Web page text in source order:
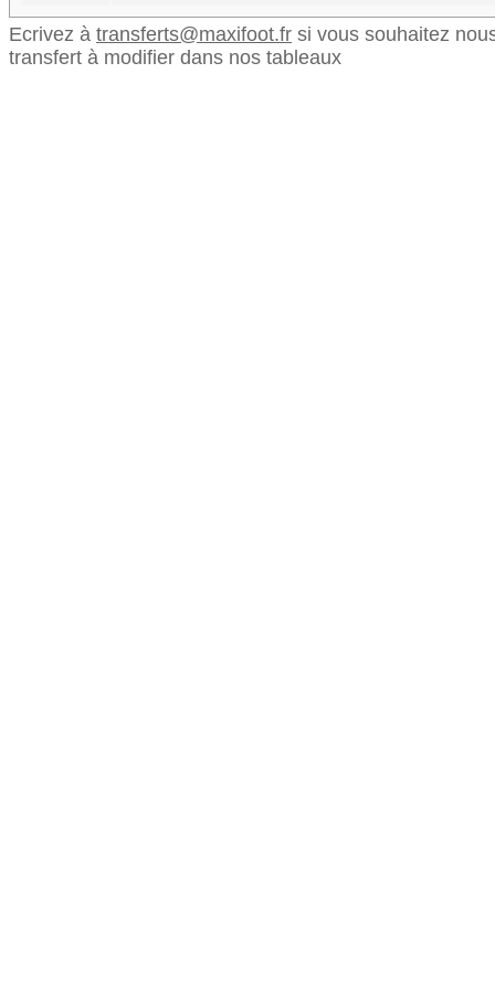
Ecrivez à transferts@maxifoot.fr si vous souhaitez
transfert à modifier dans nos tableaux